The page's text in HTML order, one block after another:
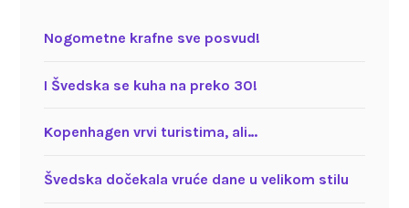
Nogometne krafne sve posvud!
I Švedska se kuha na preko 30!
Kopenhagen vrvi turistima, ali…
Švedska dočekala vruće dane u velikom stilu